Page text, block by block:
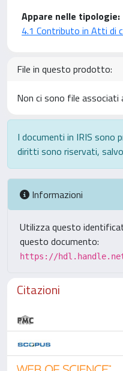
Appare nelle tipologie:
4.1 Contributo in Atti di
File in questo prodotto:
Non ci sono file
I documenti in IRIS
diritti sono riservati,
Informazioni
Utilizza questo
questo documento:
https://
Citazioni